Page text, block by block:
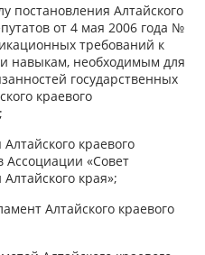
постановления Алтайского
от 4 мая 2006 года №
требований к
навыкам, необходимым для
государственных
краевого
краевого
Ассоциации «Совет
края»;
Алтайского краевого